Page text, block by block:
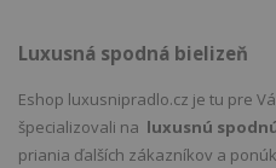
Luxusná spodná bielizeň
Eshop luxusnipradlo.cz je tu pre
špecializovali na luxusnú
priania ďalších zákazníkov a